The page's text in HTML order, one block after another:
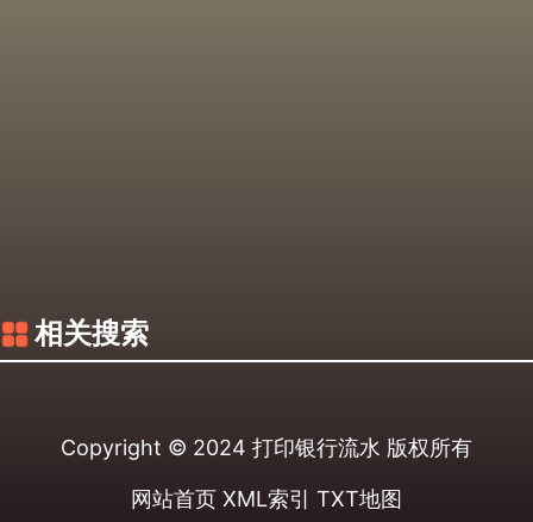
相关搜索
Copyright © 2024 打印银行流水 版权所有
网站首页 XML索引 TXT地图